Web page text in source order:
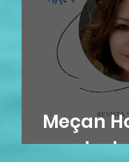
Meçan
me